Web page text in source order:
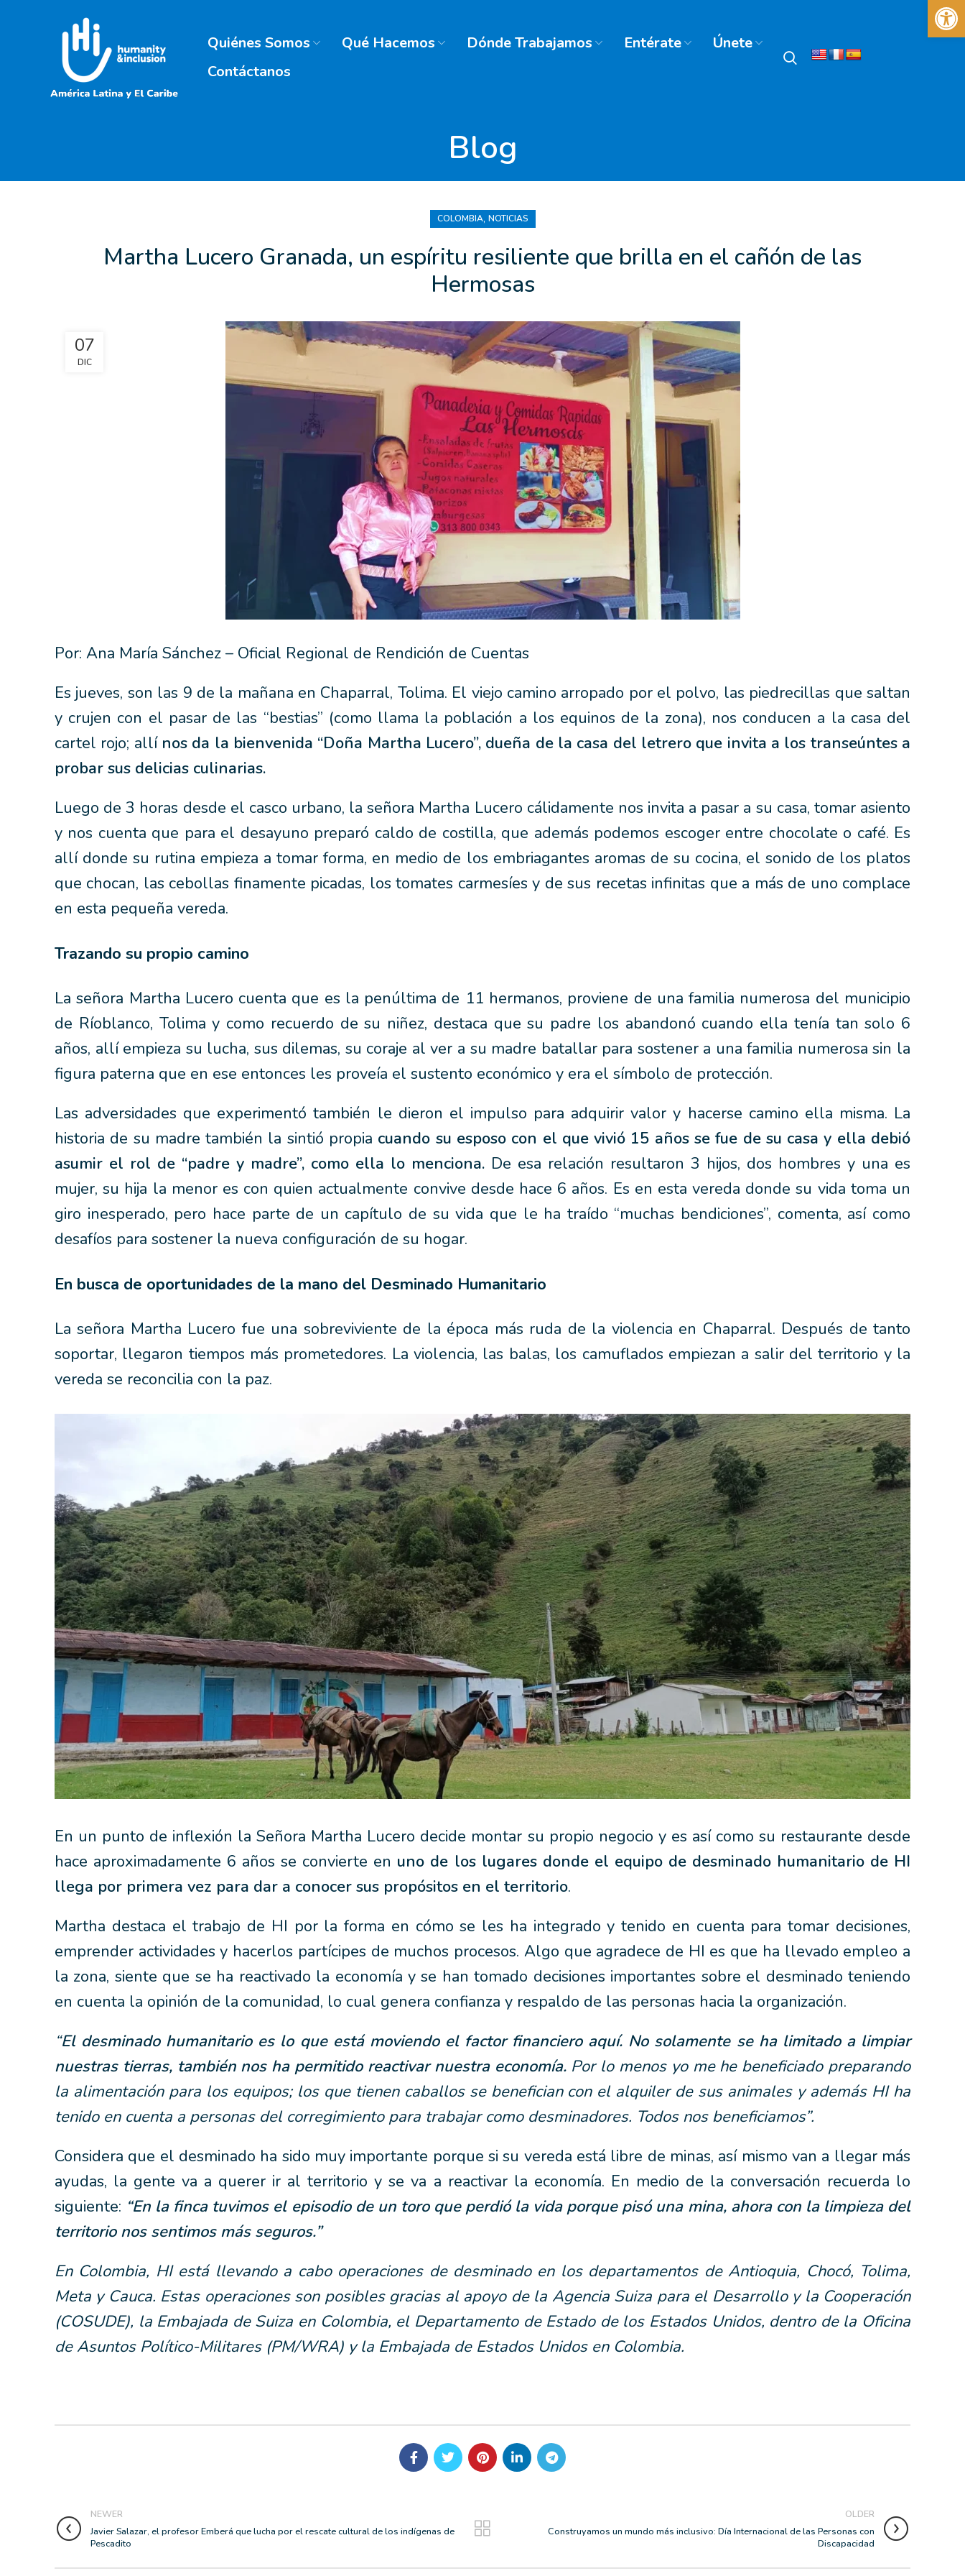
Quiénes Somos Qué Hacemos Dónde Trabajamos Entérate
Únete
Contáctanos
Blog
COLOMBIA, NOTICIAS
Martha Lucero Granada, un espíritu resiliente que brilla en el cañón de las
Hermosas
07
DIC
Por: Ana María Sánchez – Oficial Regional de Rendición de Cuentas
Es jueves, son las 9 de la mañana en Chaparral, Tolima. El viejo camino arropado por el polvo, las piedrecillas que saltan
y crujen con el pasar de las “bestias” (como llama la población a los equinos de la zona), nos conducen a la casa del
cartel rojo; allí nos da la bienvenida “Doña Martha Lucero”, dueña de la casa del letrero que invita a los transeúntes a
probar sus delicias culinarias.
Luego de 3 horas desde el casco urbano, la señora Martha Lucero cálidamente nos invita a pasar a su casa, tomar asiento
y nos cuenta que para el desayuno preparó caldo de costilla, que además podemos escoger entre chocolate o café. Es
allí donde su rutina empieza a tomar forma, en medio de los embriagantes aromas de su cocina, el sonido de los platos
que chocan, las cebollas finamente picadas, los tomates carmesíes y de sus recetas infinitas que a más de uno complace
en esta pequeña vereda.
Trazando su propio camino
La señora Martha Lucero cuenta que es la penúltima de 11 hermanos, proviene de una familia numerosa del municipio
de Ríoblanco, Tolima y como recuerdo de su niñez, destaca que su padre los abandonó cuando ella tenía tan solo 6
años, allí empieza su lucha, sus dilemas, su coraje al ver a su madre batallar para sostener a una familia numerosa sin la
figura paterna que en ese entonces les proveía el sustento económico y era el símbolo de protección.
Las adversidades que experimentó también le dieron el impulso para adquirir valor y hacerse camino ella misma. La
historia de su madre también la sintió propia cuando su esposo con el que vivió 15 años se fue de su casa y ella debió
asumir el rol de “padre y madre”, como ella lo menciona. De esa relación resultaron 3 hijos, dos hombres y una es
mujer, su hija la menor es con quien actualmente convive desde hace 6 años. Es en esta vereda donde su vida toma un
giro inesperado, pero hace parte de un capítulo de su vida que le ha traído “muchas bendiciones”, comenta, así como
desafíos para sostener la nueva configuración de su hogar.
En busca de oportunidades de la mano del Desminado Humanitario
La señora Martha Lucero fue una sobreviviente de la época más ruda de la violencia en Chaparral. Después de tanto
soportar, llegaron tiempos más prometedores. La violencia, las balas, los camuflados empiezan a salir del territorio y la
vereda se reconcilia con la paz.
En un punto de inflexión la Señora Martha Lucero decide montar su propio negocio y es así como su restaurante desde
hace aproximadamente 6 años se convierte en uno de los lugares donde el equipo de desminado humanitario de HI
llega por primera vez para dar a conocer sus propósitos en el territorio.
Martha destaca el trabajo de HI por la forma en cómo se les ha integrado y tenido en cuenta para tomar decisiones,
emprender actividades y hacerlos partícipes de muchos procesos. Algo que agradece de HI es que ha llevado empleo a
la zona, siente que se ha reactivado la economía y se han tomado decisiones importantes sobre el desminado teniendo
en cuenta la opinión de la comunidad, lo cual genera confianza y respaldo de las personas hacia la organización.
“El desminado humanitario es lo que está moviendo el factor financiero aquí. No solamente se ha limitado a limpiar
nuestras tierras, también nos ha permitido reactivar nuestra economía.Por lo menos yo me he beneficiado preparando
la alimentación para los equipos; los que tienen caballos se benefician con el alquiler de sus animales y además HI ha
tenido en cuenta a personas del corregimiento para trabajar como desminadores. Todos nos beneficiamos”.
Considera que el desminado ha sido muy importante porque si su vereda está libre de minas, así mismo van a llegar más
ayudas, la gente va a querer ir al territorio y se va a reactivar la economía. En medio de la conversación recuerda lo
siguiente: “En la finca tuvimos el episodio de un toro que perdió la vida porque pisó una mina, ahora con la limpieza del
territorio nos sentimos más seguros.”
En Colombia, HI está llevando a cabo operaciones de desminado en los departamentos de Antioquia, Chocó, Tolima,
Meta y Cauca. Estas operaciones son posibles gracias al apoyo de la Agencia Suiza para el Desarrollo y la Cooperación
(COSUDE), la Embajada de Suiza en Colombia, el Departamento de Estado de los Estados Unidos, dentro de la Oficina
de Asuntos Político-Militares (PM/WRA) y la Embajada de Estados Unidos en Colombia.
NEWER
Javier Salazar, el profesor Emberá que lucha por el rescate cultural de los indígenas de
Pescadito
OLDER
Construyamos un mundo más inclusivo: Día Internacional de las Personas con
Discapacidad